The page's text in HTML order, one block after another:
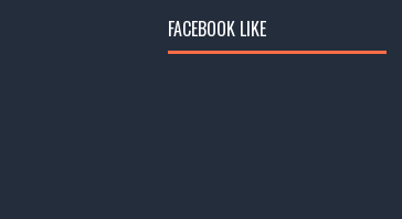
FACEBOOK LIKE